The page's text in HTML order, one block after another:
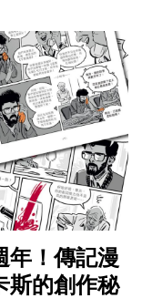
年！傳記漫
斯的創作秘